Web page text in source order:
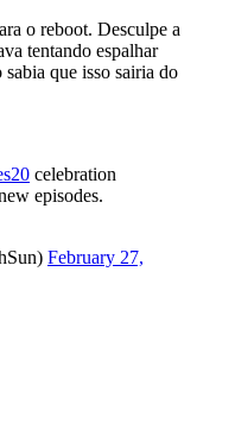
o reboot. Desculpe a
tentando espalhar
que isso sairia do
celebration
episodes.
February 27,